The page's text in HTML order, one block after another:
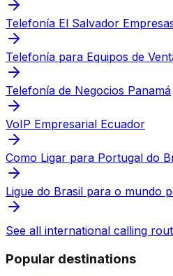
Telefonía El Salvador
Telefonía para Equipos de
Telefonía de Negocios Panamá
VoIP Empresarial Ecuador
Como Ligar para Portugal do
Ligue do Brasil para o mundo
See all international calling
Popular destinations